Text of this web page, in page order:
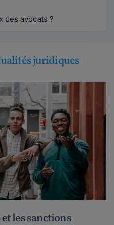
des avocats ?
juridiques
les sanctions